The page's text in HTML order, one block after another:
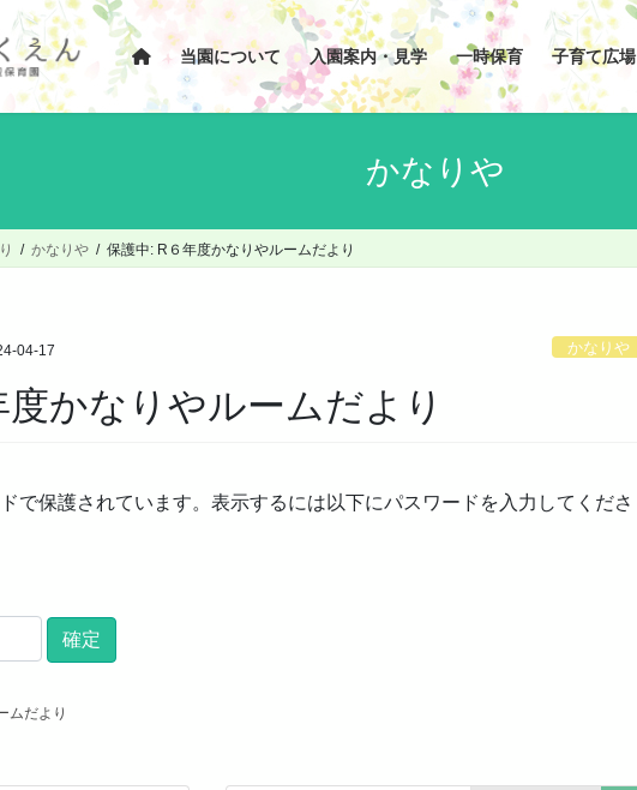
当園について 入園案内・見学 一時保育 子育て広場
かなりや
かなりや 保護中: R６年度かなりやルームだより
04-17 かなりや
かなりやルームだより
で保護されています。表示するには以下にパスワードを入力してくださ
ムだより